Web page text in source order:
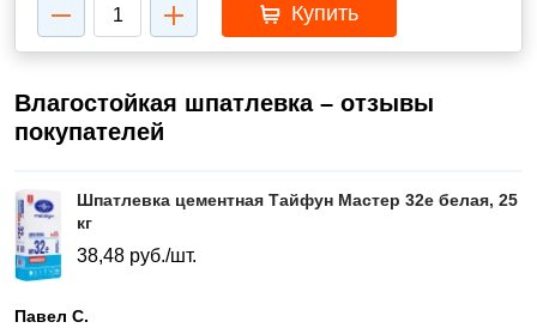
Купить
Влагостойкая шпатлевка – отзывы
покупателей
Шпатлевка цементная Тайфун Мастер 32е белая, 25
кг
38,48 руб./шт.
Павел С.